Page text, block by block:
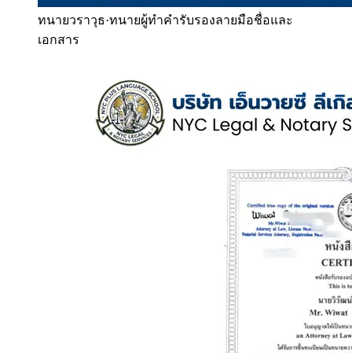
ทนายวราวุธ·ทนายผู้ทำคำรับรองลายมือชื่อและ
เอกสาร